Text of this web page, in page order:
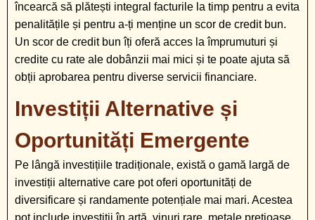
încearcă să plătești integral facturile la timp pentru a evita
penalitățile și pentru a-ți menține un scor de credit bun.
Un scor de credit bun îți oferă acces la împrumuturi și
credite cu rate ale dobânzii mai mici și te poate ajuta să
obții aprobarea pentru diverse servicii financiare.
Investiții Alternative și
Oportunități Emergente
Pe lângă investițiile tradiționale, există o gamă largă de
investiții alternative care pot oferi oportunități de
diversificare și randamente potențiale mai mari. Acestea